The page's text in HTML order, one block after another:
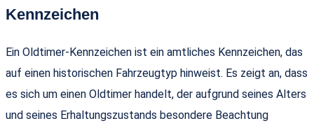
Kennzeichen
Ein Oldtimer-Kennzeichen ist ein amtliches Kennzeichen, das
auf einen historischen Fahrzeugtyp hinweist. Es zeigt an, dass
es sich um einen Oldtimer handelt, der aufgrund seines Alters
und seines Erhaltungszustands besondere Beachtung